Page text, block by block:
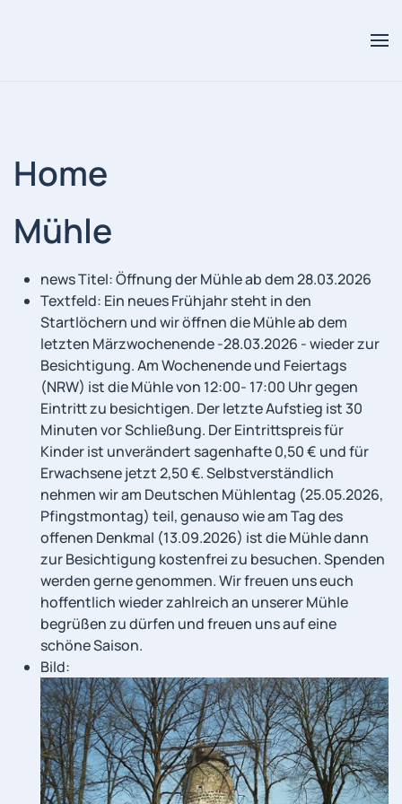
Home
Mühle
news Titel:Öffnung der Mühle ab dem 28.03.2026
Textfeld: Ein neues Frühjahr steht in den
Startlöchern und wir öffnen die Mühle ab dem
letzten Märzwochenende -28.03.2026 - wieder zur
Besichtigung. Am Wochenende und Feiertags
(NRW) ist die Mühle von 12:00- 17:00 Uhr gegen
Eintritt zu besichtigen. Der letzte Aufstieg ist 30
Minuten vor Schließung. Der Eintrittspreis für
Kinder ist unverändert sagenhafte 0,50 € und für
Erwachsene jetzt 2,50 €. Selbstverständlich
nehmen wir am Deutschen Mühlentag (25.05.2026,
Pfingstmontag) teil, genauso wie am Tag des
offenen Denkmal (13.09.2026) ist die Mühle dann
zur Besichtigung kostenfrei zu besuchen. Spenden
werden gerne genommen. Wir freuen uns euch
hoffentlich wieder zahlreich an unserer Mühle
begrüßen zu dürfen und freuen uns auf eine
schöne Saison.
Bild: